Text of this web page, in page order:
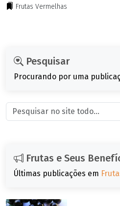
Frutas Vermelhas
Pesquisar
Procurando por uma
Frutas e Seus
Últimas publicações em